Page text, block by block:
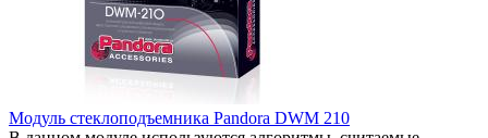
Модуль стеклоподъемника Pandora DWM 210